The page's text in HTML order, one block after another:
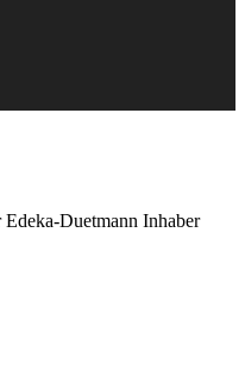
Duetmann Inhaber